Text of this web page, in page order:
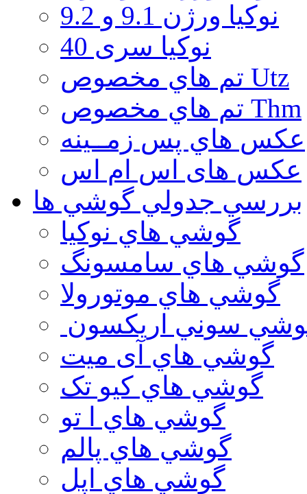
نوكيا ورژن 9.1 و 9.2
نوکیا سری 40
تم هاي مخصوص Utz
تم هاي مخصوص Thm
عكس هاي پس زمــينه
عكس های اس ام اس
بررسي جدولي گوشي ها
گوشي هاي نوكيا
گوشي هاي سامسونگ
گوشي هاي موتورولا
سوني اريكسون
گوشي هاي آی میت
گوشي هاي کیو تک
گوشي هاي ا تو
گوشي هاي پالم
گوشي هاي اپل